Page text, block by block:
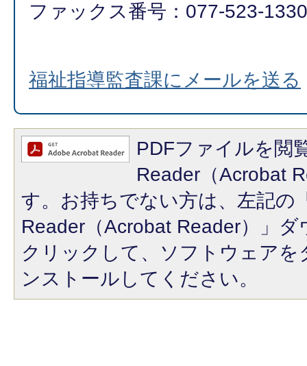
ファックス番号：077-523-1330
福祉指導監査課にメールを送る
PDFファイルを閲
Reader（Acrobat
す。お持ちでない方は、左記の
Reader（Acrobat Reader）」
クリックして、ソフトウェア
ンストールしてください。